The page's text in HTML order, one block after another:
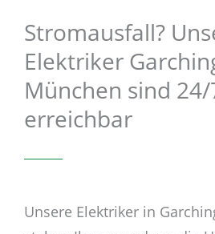
Stromausfall?
Elektriker
München sind 24/
erreichbar
Unsere Elektriker in